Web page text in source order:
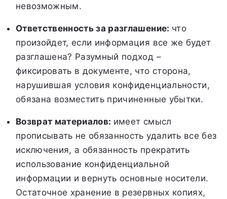
невозможным.
Ответственность за разглашение: что
произойдет, если информация все же будет
разглашена? Разумный подход –
фиксировать в документе, что сторона,
нарушившая условия конфиденциальности,
обязана возместить причиненные убытки.
Возврат материалов: имеет смысл
прописывать не обязанность удалить все без
исключения, а обязанность прекратить
использование конфиденциальной
информации и вернуть основные носители.
Остаточное хранение в резервных копиях,